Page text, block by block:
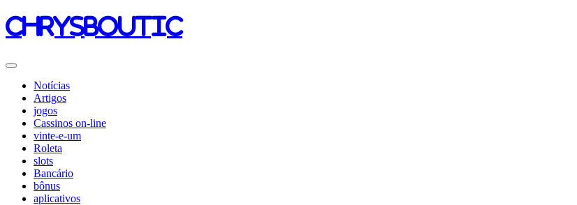
chrysboutic
Notícias
Artigos
jogos
Cassinos on-line
vinte-e-um
Roleta
slots
Bancário
bônus
aplicativos